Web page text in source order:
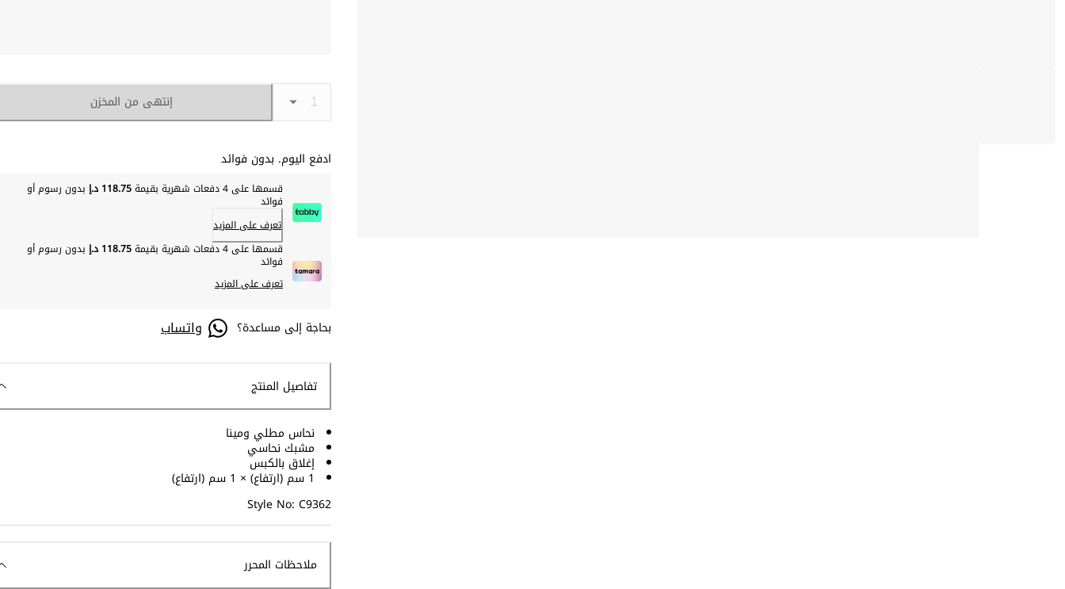
إنتهى من المخزن
ادفع اليوم. بدون فوائد
قسمها على 4 دفعات شهرية بقيمة 118.75 د.إ بدون رسوم أو
فوائد
تعرف على المزيد
قسمها على 4 دفعات شهرية بقيمة
118.75 د.إ بدون رسوم أو
فوائد
تعرف على المزيد
بحاجة إلى مساعدة؟ واتساب
تفاصيل المنتج
نحاس مطلي ومينا
مشبك نحاسي
إغلاق بالكبس
1 سم (ارتفاع) × 1 سم (ارتفاع)
Style No: C9362
ملاحظات المحرر